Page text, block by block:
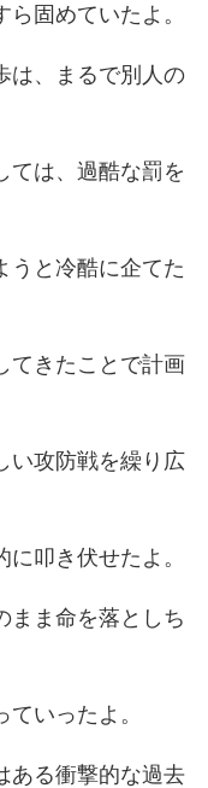
固めていたよ。
は、まるで別人の
ては、過酷な罰を
うと冷酷に企てた
てきたことで計画
い攻防戦を繰り広
叩き伏せたよ。
まま命を落としち
いったよ。
ある衝撃的な過去